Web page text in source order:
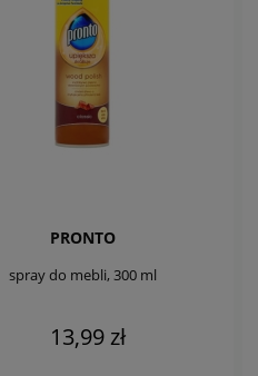
PRONTO
spray do mebli, 300 ml
13,99 zł